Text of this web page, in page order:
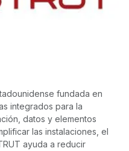
fundada en
integrados para la
datos y elementos
las instalaciones, el
ayuda a reducir